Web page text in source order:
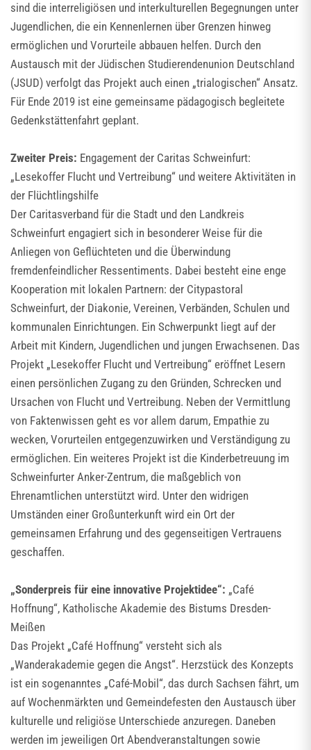
sind die interreligiösen und interkulturellen Begegnungen unter
Jugendlichen, die ein Kennenlernen über Grenzen hinweg
ermöglichen und Vorurteile abbauen helfen. Durch den
Austausch mit der Jüdischen Studierendenunion Deutschland
(JSUD) verfolgt das Projekt auch einen „trialogischen“ Ansatz.
Für Ende 2019 ist eine gemeinsame pädagogisch begleitete
Gedenkstättenfahrt geplant.
Zweiter Preis: Engagement der Caritas Schweinfurt:
„Lesekoffer Flucht und Vertreibung“ und weitere Aktivitäten in
der Flüchtlingshilfe
Der Caritasverband für die Stadt und den Landkreis
Schweinfurt engagiert sich in besonderer Weise für die
Anliegen von Geflüchteten und die Überwindung
fremdenfeindlicher Ressentiments. Dabei besteht eine enge
Kooperation mit lokalen Partnern: der Citypastoral
Schweinfurt, der Diakonie, Vereinen, Verbänden, Schulen und
kommunalen Einrichtungen. Ein Schwerpunkt liegt auf der
Arbeit mit Kindern, Jugendlichen und jungen Erwachsenen. Das
Projekt „Lesekoffer Flucht und Vertreibung“ eröffnet Lesern
einen persönlichen Zugang zu den Gründen, Schrecken und
Ursachen von Flucht und Vertreibung. Neben der Vermittlung
von Faktenwissen geht es vor allem darum, Empathie zu
wecken, Vorurteilen entgegenzuwirken und Verständigung zu
ermöglichen. Ein weiteres Projekt ist die Kinderbetreuung im
Schweinfurter Anker-Zentrum, die maßgeblich von
Ehrenamtlichen unterstützt wird. Unter den widrigen
Umständen einer Großunterkunft wird ein Ort der
gemeinsamen Erfahrung und des gegenseitigen Vertrauens
geschaffen.
„Sonderpreis für eine innovative Projektidee“: „Café
Hoffnung“, Katholische Akademie des Bistums Dresden-
Meißen
Das Projekt „Café Hoffnung“ versteht sich als
„Wanderakademie gegen die Angst“. Herzstück des Konzepts
ist ein sogenanntes „Café-Mobil“, das durch Sachsen fährt, um
auf Wochenmärkten und Gemeindefesten den Austausch über
kulturelle und religiöse Unterschiede anzuregen. Daneben
werden im jeweiligen Ort Abendveranstaltungen sowie